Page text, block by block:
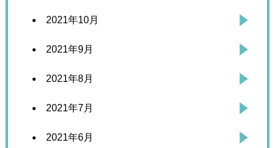
2021年10月
2021年9月
2021年8月
2021年7月
2021年6月